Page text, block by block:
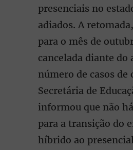
presenciais no
adiados. A
para o mês de
cancelada diante do
número de casos de
Secretária de
informou que não
para a transição do
híbrido ao